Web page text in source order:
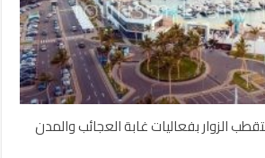
2026” يستقطب الزوار بفعاليات غابة العجائب والمدن